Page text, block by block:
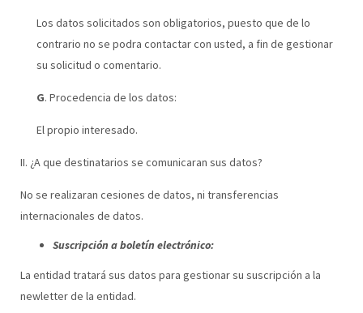
Los datos solicitados son obligatorios, puesto que de lo
contrario no se podra contactar con usted, a fin de gestionar
su solicitud o comentario.
G. Procedencia de los datos:
El propio interesado.
II. ¿A que destinatarios se comunicaran sus datos?
No se realizaran cesiones de datos, ni transferencias
internacionales de datos.
Suscripción a boletín electrónico:
La entidad tratará sus datos para gestionar su suscripción a la
newletter de la entidad.